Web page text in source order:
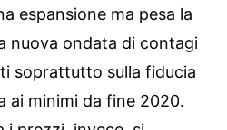
espansione ma pesa la
nuova ondata di contagi
soprattutto sulla fiducia
ai minimi da fine 2020.